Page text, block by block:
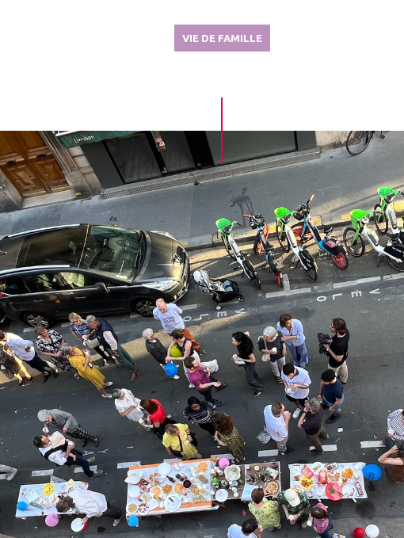
VIE DE FAMILLE